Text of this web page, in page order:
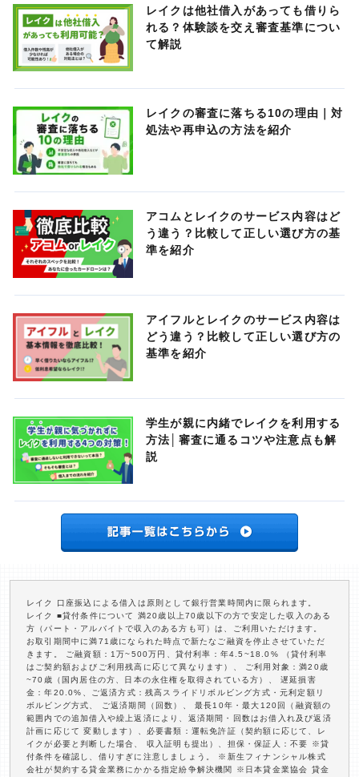
レイクは他社借入があっても借りら
れる？体験談を交え審査基準につい
て解説
レイクの審査に落ちる10の理由｜対
処法や再申込の方法を紹介
アコムとレイクのサービス内容はど
う違う？比較して正しい選び方の基
準を紹介
アイフルとレイクのサービス内容は
どう違う？比較して正しい選び方の
基準を紹介
学生が親に内緒でレイクを利用する
方法│審査に通るコツや注意点も解
説
レイク 口座振込による借入は原則として銀行営業時間内に限られます。
レイク ■貸付条件について 満20歳以上70歳以下の方で安定した収入のある
方（パート・アルバイトで収入のある方も可）は、ご利用いただけます。
お取引期間中に満71歳になられた時点で新たなご融資を停止させていただ
きます。 ご融資額：1万~500万円、貸付利率：年4.5~18.0% （貸付利率
はご契約額およびご利用残高に応じて異なります）、 ご利用対象：満20歳
~70歳（国内居住の方、日本の永住権を取得されている方）、 遅延損害
金：年20.0%、ご返済方式：残高スライドリボルビング方式・元利定額リ
ボルビング方式、 ご返済期間（回数）、 最長10年・最大120回（融資額の
範囲内での追加借入や繰上返済により、返済期間・回数はお借入れ及び返済
計画に応じて 変動します）、必要書類：運転免許証（契約額に応じて、レ
イクが必要と判断した場合、 収入証明も提出）、担保・保証人：不要 ※貸
付条件を確認し、借りすぎに注意しましょう。 ※新生フィナンシャル株式
会社が契約する貸金業務にかかる指定紛争解決機関 ※日本貸金業協会 貸金